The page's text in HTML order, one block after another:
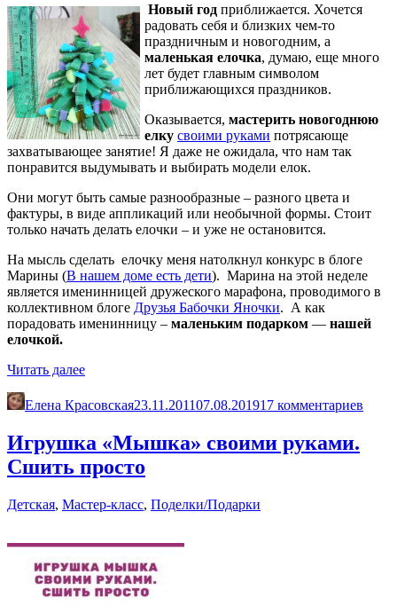
Новый год приближается. Хочется
радовать себя и близких чем-то
праздничным и новогодним, а
маленькая елочка, думаю, еще много
лет будет главным символом
приближающихся праздников.
Оказывается, мастерить новогоднюю
елку своими руками потрясающе
захватывающее занятие! Я даже не ожидала, что нам так
понравится выдумывать и выбирать модели елок.
Они могут быть самые разнообразные – разного цвета и
фактуры, в виде аппликаций или необычной формы. Стоит
только начать делать елочки – и уже не остановится.
На мысль сделать елочку меня натолкнул конкурс в блоге
Марины (В нашем доме есть дети). Марина на этой неделе
является именинницей дружеского марафона, проводимого в
коллективном блоге Друзья Бабочки Яночки. А как
порадовать именинницу – маленьким подарком — нашей
елочкой.
Читать далее«Наша
Елена Красовская23.11.201107.08.201917 комментариев
Игрушка «Мышка» своими руками.
Сшить просто
Детская, Мастер-класс, Поделки/Подарки